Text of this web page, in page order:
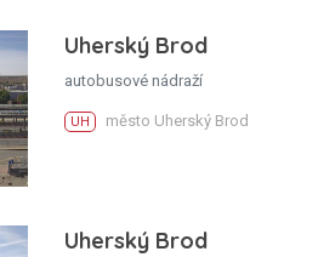
Uherský Brod
autobusové nádraží
UH město Uherský Brod
Uherský Brod